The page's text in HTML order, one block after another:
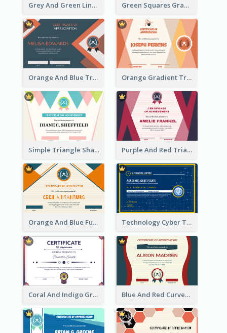
Grey And Green Lines Patterns Certificate Green Squares Gradient Appreciation Certificate
Orange And Blue Triangle Patterns Appreciation Certificate Orange Gradient Triangle Patterns Certificate
Simple Triangle Shapes Appreciation Certificate Purple And Red Triangles Achievement Certificate
Orange And Blue Fun Triangles Certificate Technology Cyber Theme School Certificate Design
Coral And Indigo Gradient Border Certificate Design Blue And Red Curves Shape Award Certificate